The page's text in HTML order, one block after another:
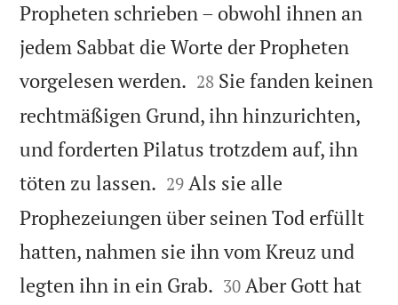
Propheten schrieben – obwohl ihnen an
jedem Sabbat die Worte der Propheten
vorgelesen werden. 

28 Sie fanden keinen
rechtmäßigen Grund, ihn hinzurichten,
und forderten Pilatus trotzdem auf, ihn
töten zu lassen. 

29 Als sie alle
Prophezeiungen über seinen Tod erfüllt
hatten, nahmen sie ihn vom Kreuz und
legten ihn in ein Grab. 

30 Aber Gott hat